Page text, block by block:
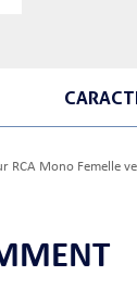
RCA Mono Femelle